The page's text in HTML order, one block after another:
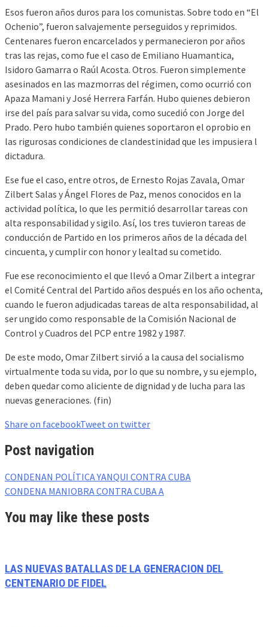
Esos fueron años duros para los comunistas. Sobre todo en “El
Ochenio”, fueron salvajemente perseguidos y reprimidos.
Centenares fueron encarcelados y permanecieron por años
tras las rejas, como fue el caso de Emiliano Huamantica,
Isidoro Gamarra o Raúl Acosta. Otros. Fueron simplemente
asesinados en las mazmorras del régimen, como ocurrió con
Apaza Mamani y José Herrera Farfán. Hubo quienes debieron
irse del país para salvar su vida, como sucedió con Jorge del
Prado. Pero hubo también quienes soportaron el oprobio en
las rigurosas condiciones de clandestinidad que les impusiera l
dictadura.
Ese fue el caso, entre otros, de Ernesto Rojas Zavala, Omar
Zilbert Salas y Ángel Flores de Paz, menos conocidos en la
actividad política, lo que les permitió desarrollar tareas con
alta responsabilidad y sigilo. Así, los tres tuvieron tareas de
conducción de Partido en los primeros años de la década del
cincuenta, y cumplir con honor y lealtad su cometido.
Fue ese reconocimiento el que llevó a Omar Zilbert a integrar
el Comité Central del Partido años después en los año ochenta,
cuando le fueron adjudicadas tareas de alta responsabilidad, al
ser ungido como responsable de la Comisión Nacional de
Control y Cuadros del PCP entre 1982 y 1987.
De este modo, Omar Zilbert sirvió a la causa del socialismo
virtualmente toda su vida, por lo que su nombre, y su ejemplo,
deben quedar como aliciente de dignidad y de lucha para las
nuevas generaciones. (fin)
Share on facebookTweet on twitter
Post navigation
CONDENAN POLÍTICA YANQUI CONTRA CUBA
CONDENA MANIOBRA CONTRA CUBA A
You may like these posts
LAS NUEVAS BATALLAS DE LA GENERACION DEL
CENTENARIO DE FIDEL